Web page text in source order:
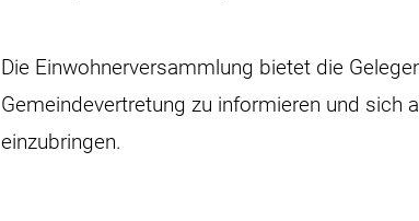
Die Einwohnerversammlung bietet die
Gemeindevertretung zu informieren und sich
einzubringen.